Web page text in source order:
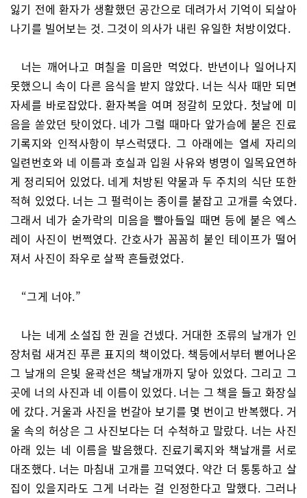
잃기 전에 환자가 생활했던 공간으로 데려가서 기억이 되살아
나기를 빌어보는 것. 그것이 의사가 내린 유일한 처방이었다.
너는 깨어나고 며칠을 미음만 먹었다. 반년이나 일어나지
못했으니 속이 다른 음식을 받지 않았다. 너는 식사 때만 되면
자세를 바로잡았다. 환자복을 여며 정갈히 모았다. 첫날에 미
음을 쏟았던 탓이었다. 네가 그럴 때마다 앞가슴에 붙은 진료
기록지와 인적사항이 부스럭댔다. 그 아래에는 열세 자리의
일련번호와 네 이름과 호실과 입원 사유와 병명이 일목요연하
게 정리되어 있었다. 네게 처방된 약물과 두 주치의 식단 또한
적혀 있었다. 너는 그 펄럭이는 종이를 붙잡고 고개를 숙였다.
그래서 네가 숟가락의 미음을 빨아들일 때면 등에 붙은 엑스
레이 사진이 번쩍였다. 간호사가 꼼꼼히 붙인 테이프가 떨어
져서 사진이 좌우로 살짝 흔들렸었다.
“그게 너야.”
나는 네게 소설집 한 권을 건넸다. 거대한 조류의 날개가 인
장처럼 새겨진 푸른 표지의 책이었다. 책등에서부터 뻗어나온
그 날개의 은빛 윤곽선은 책날개까지 닿아 있었다. 그리고 그
곳에 너의 사진과 네 이름이 있었다. 너는 그 책을 들고 화장실
에 갔다. 거울과 사진을 번갈아 보기를 몇 번이고 반복했다. 거
울 속의 허상은 그 사진보다는 더 수척하고 말랐다. 너는 사진
아래 있는 네 이름을 발음했다. 진료기록지와 책날개를 서로
대조했다. 너는 마침내 고개를 끄덕였다. 약간 더 통통하고 살
집이 있을지라도 그게 너라는 걸 인정한다고 말했다. 그러나